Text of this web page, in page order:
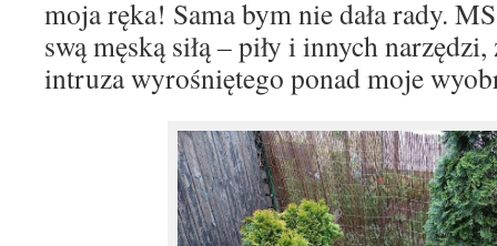
moja ręka! Sama bym nie dała rady.
swą męską siłą – piły i innych
intruza wyrośniętego ponad moje